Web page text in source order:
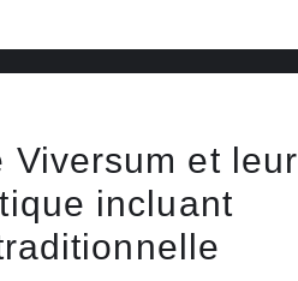
Viversum et leur
incluant